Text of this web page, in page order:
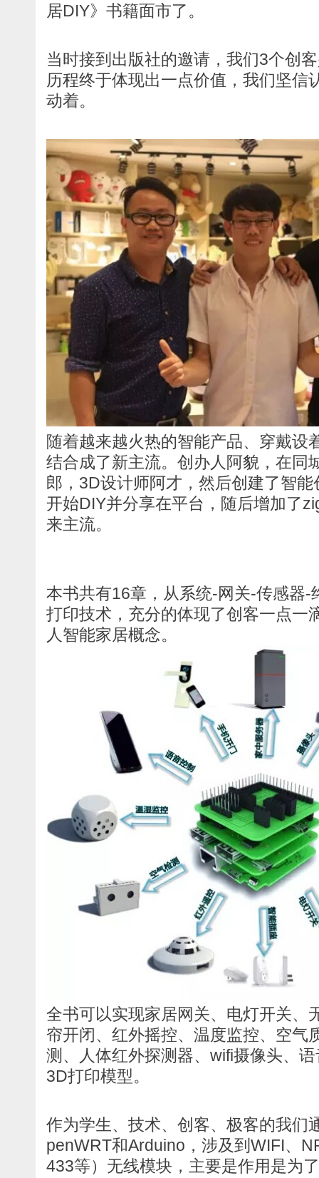
居DIY》书籍面市了。
当时接到出版社的邀请，我们3个创
历程终于体现出一点价值，我们坚信
动着。
随着越来越火热的智能产品、穿戴设
结合成了新主流。创办人阿貌，在同
郎，3D设计师阿才，然后创建了智
开始DIY并分享在平台，随后增加了
来主流。
本书共有16章，从系统-网关-传感器
打印技术，充分的体现了创客一点一
人智能家居概念。
全书可以实现家居网关、电灯开关、
帘开闭、红外摇控、温度监控、空气
测、人体红外探测器、wifi摄像头、
3D打印模型。
作为学生、技术、创客、极客的我们
penWRT和Arduino，涉及到WIFI、
433等）无线模块，主要是作用是为